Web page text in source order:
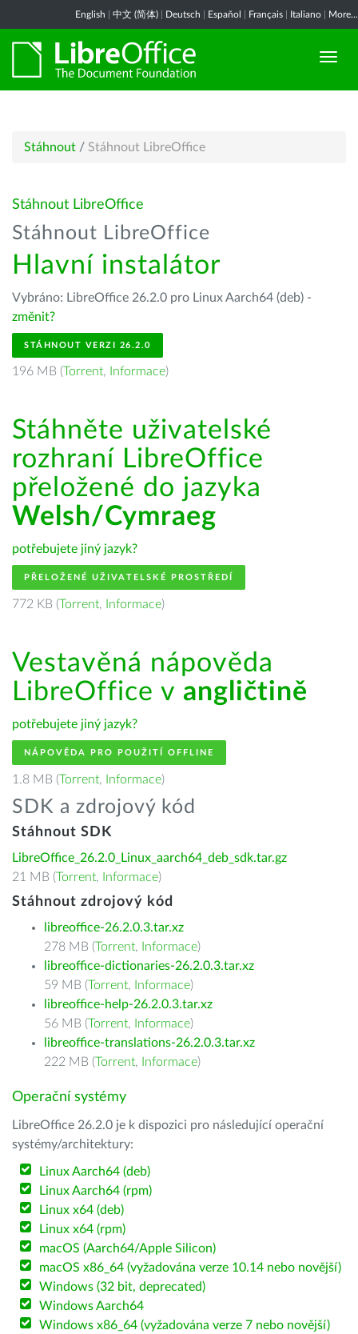
English 中文 (简体) Deutsch Español Français Italiano More...
Stáhnout / Stáhnout LibreOffice
Stáhnout LibreOffice
Stáhnout LibreOffice
Hlavní instalátor
Vybráno: LibreOffice 26.2.0 pro Linux Aarch64 (deb) -
změnit?
STÁHNOUT VERZI 26.2.0
196 MB (Torrent, Informace)
Stáhněte uživatelské
rozhraní LibreOffice
přeložené do jazyka
Welsh/Cymraeg
potřebujete jiný jazyk?
PŘELOŽENÉ UŽIVATELSKÉ PROSTŘEDÍ
772 KB (Torrent, Informace)
Vestavěná nápověda
LibreOffice v angličtině
potřebujete jiný jazyk?
NÁPOVĚDA PRO POUŽITÍ OFFLINE
1.8 MB (Torrent, Informace)
SDK a zdrojový kód
Stáhnout SDK
LibreOffice_26.2.0_Linux_aarch64_deb_sdk.tar.gz
21 MB (Torrent, Informace)
Stáhnout zdrojový kód
libreoffice-26.2.0.3.tar.xz
278 MB (Torrent, Informace)
libreoffice-dictionaries-26.2.0.3.tar.xz
59 MB (Torrent, Informace)
libreoffice-help-26.2.0.3.tar.xz
56 MB (Torrent, Informace)
libreoffice-translations-26.2.0.3.tar.xz
222 MB (Torrent, Informace)
Operační systémy
LibreOffice 26.2.0 je k dispozici pro následující operační
systémy/architektury:
Linux Aarch64 (deb)
Linux Aarch64 (rpm)
Linux x64 (deb)
Linux x64 (rpm)
macOS (Aarch64/Apple Silicon)
macOS x86_64 (vyžadována verze 10.14 nebo novější)
Windows (32 bit, deprecated)
Windows Aarch64
Windows x86_64 (vyžadována verze 7 nebo novější)